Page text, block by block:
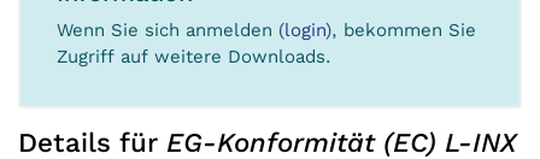
Wenn Sie sich anmelden (login), bekommen Sie
Zugriff auf weitere Downloads.
Details für EG-Konformität (EC) L-INX